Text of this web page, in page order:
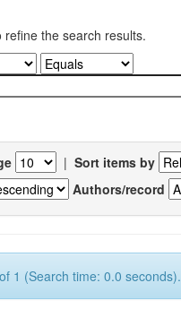
refine the search results.
| Sort items by
Authors/record
1 (Search time: 0.0 seconds).